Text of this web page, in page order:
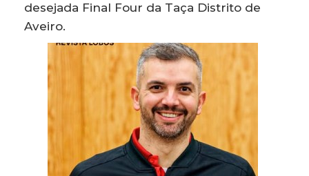
desejada Final Four da Taça Distrito de
Aveiro.